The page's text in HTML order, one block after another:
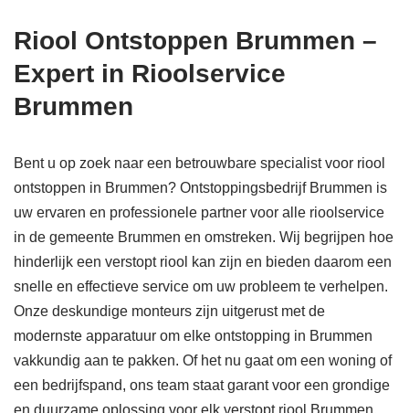
Riool Ontstoppen Brummen –
Expert in Rioolservice
Brummen
Bent u op zoek naar een betrouwbare specialist voor riool
ontstoppen in Brummen? Ontstoppingsbedrijf Brummen is
uw ervaren en professionele partner voor alle rioolservice
in de gemeente Brummen en omstreken. Wij begrijpen hoe
hinderlijk een verstopt riool kan zijn en bieden daarom een
snelle en effectieve service om uw probleem te verhelpen.
Onze deskundige monteurs zijn uitgerust met de
modernste apparatuur om elke ontstopping in Brummen
vakkundig aan te pakken. Of het nu gaat om een woning of
een bedrijfspand, ons team staat garant voor een grondige
en duurzame oplossing voor elk verstopt riool Brummen.